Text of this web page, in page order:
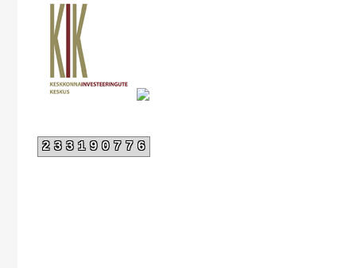
233190776